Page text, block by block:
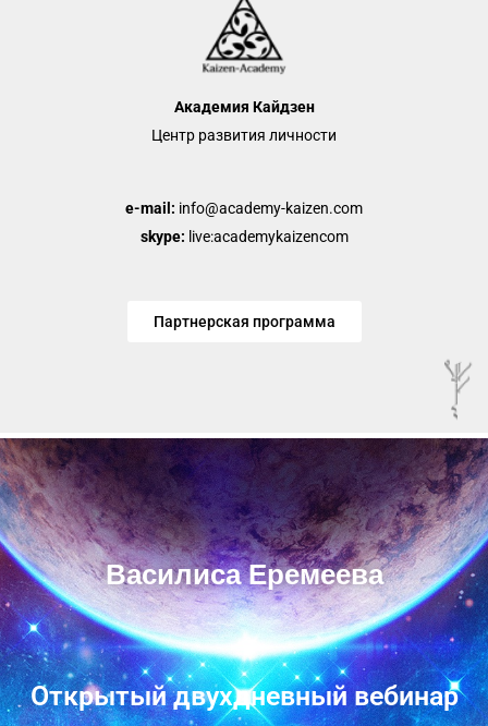
Академия Кайдзен
Центр развития личности
e-mail: info@academy-kaizen.com
skype: live:academykaizencom
Партнерская программа
Василиса Еремеева
Открытый двухдневный вебинар